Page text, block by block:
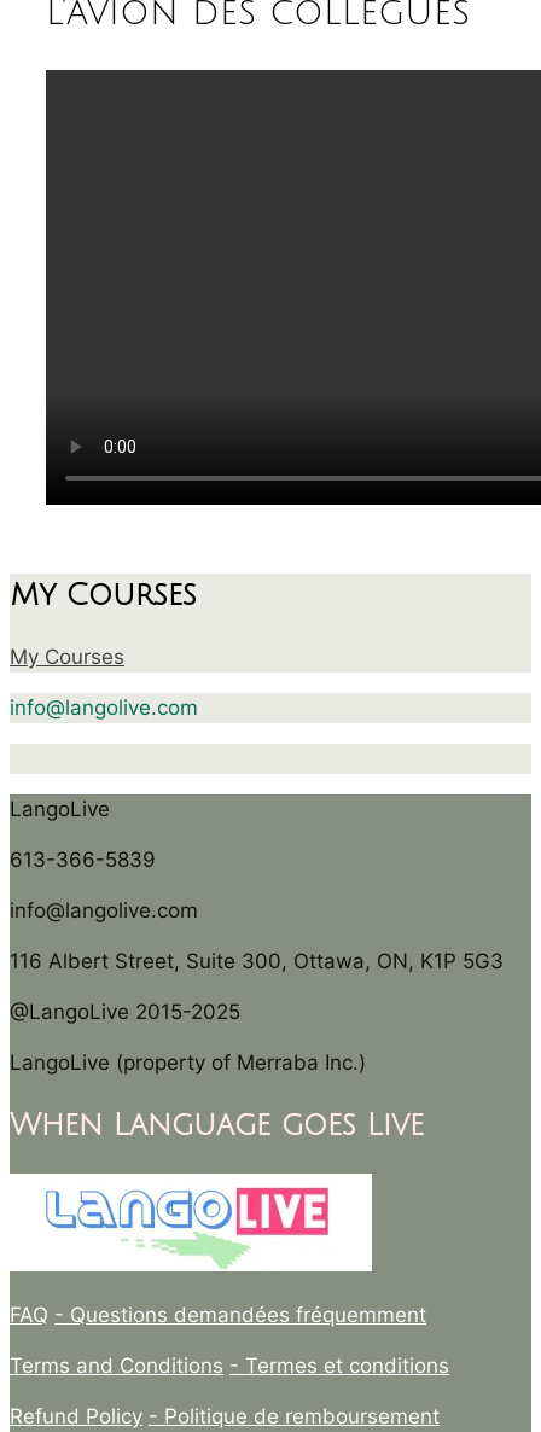
l’avion des collégues
My Courses
My Courses
info@langolive.com
LangoLive
613-366-5839
info@langolive.com
116 Albert Street, Suite 300, Ottawa, ON, K1P 5G3
@LangoLive 2015-2025
LangoLive (property of Merraba Inc.)
When Language goes Live
FAQ - Questions demandées fréquemment
Terms and Conditions - Termes et conditions
Refund Policy - Politique de remboursement